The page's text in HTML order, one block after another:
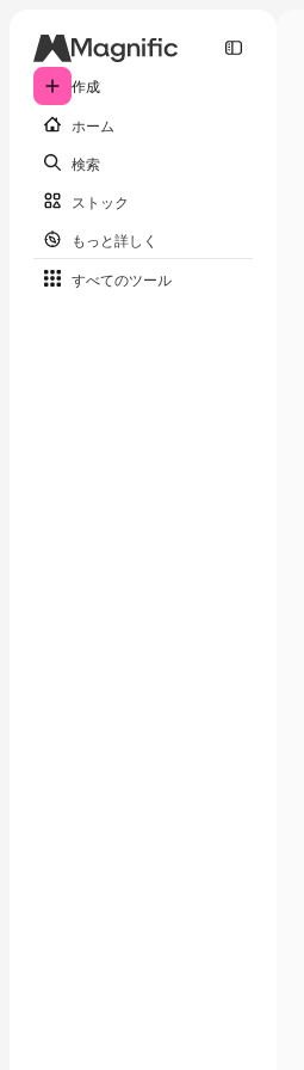
作成
ホーム
検索
ストック
もっと詳しく
すべてのツール